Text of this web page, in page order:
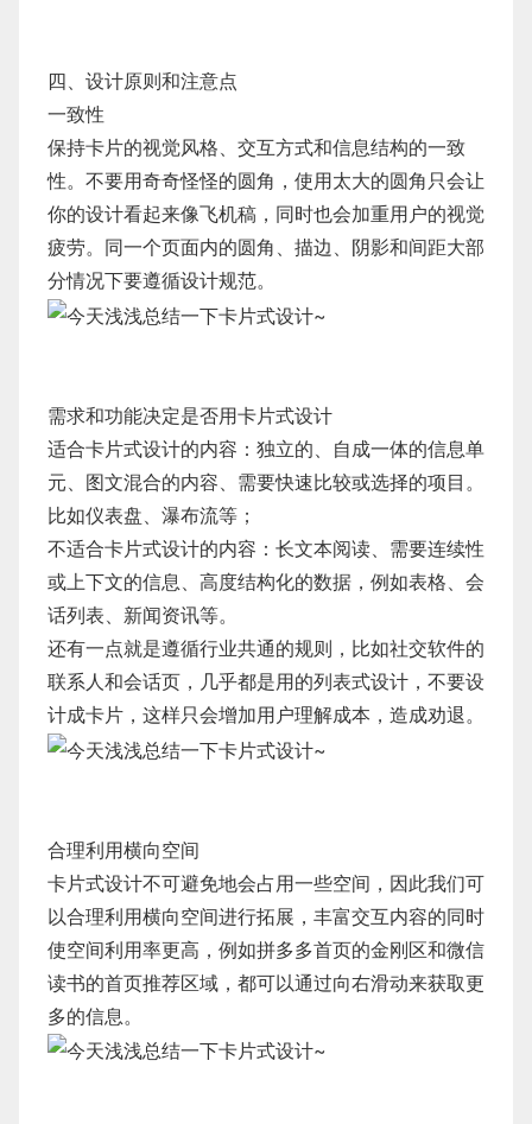
四、设计原则和注意点
一致性
保持卡片的视觉风格、交互方式和信息结构的一致
性。不要用奇奇怪怪的圆角，使用太大的圆角只会让
你的设计看起来像飞机稿，同时也会加重用户的视觉
疲劳。同一个页面内的圆角、描边、阴影和间距大部
分情况下要遵循设计规范。
需求和功能决定是否用卡片式设计
适合卡片式设计的内容：独立的、自成一体的信息单
元、图文混合的内容、需要快速比较或选择的项目。
比如仪表盘、瀑布流等；
不适合卡片式设计的内容：长文本阅读、需要连续性
或上下文的信息、高度结构化的数据，例如表格、会
话列表、新闻资讯等。
还有一点就是遵循行业共通的规则，比如社交软件的
联系人和会话页，几乎都是用的列表式设计，不要设
计成卡片，这样只会增加用户理解成本，造成劝退。
合理利用横向空间
卡片式设计不可避免地会占用一些空间，因此我们可
以合理利用横向空间进行拓展，丰富交互内容的同时
使空间利用率更高，例如拼多多首页的金刚区和微信
读书的首页推荐区域，都可以通过向右滑动来获取更
多的信息。